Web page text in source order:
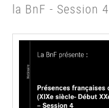
la BnF - Session 4